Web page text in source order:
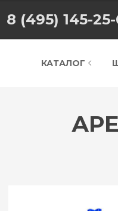
8 (495) 145-
КАТАЛОГ